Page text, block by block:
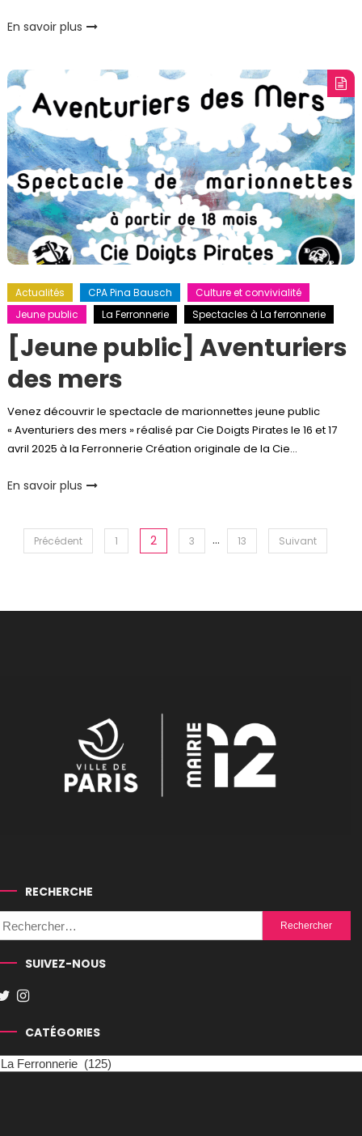
En savoir plus
Actualités CPA Pina Bausch
Culture et convivialité
Jeune public
La Ferronnerie Spectacles à La ferronnerie
[Jeune public] Aventuriers
des mers
Venez découvrir le spectacle de marionnettes jeune public
« Aventuriers des mers » réalisé par Cie Doigts Pirates le 16 et 17
avril 2025 à la Ferronnerie Création originale de la Cie…
En savoir plus
Précédent 1 2 3 … 13 Suivant
RECHERCHE
Rechercher :
SUIVEZ-NOUS
CATÉGORIES